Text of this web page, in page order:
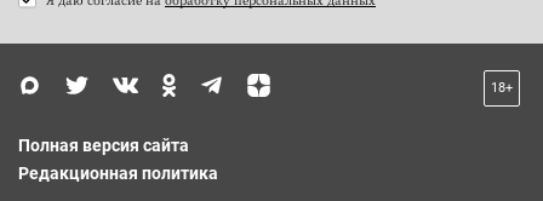
18+
Полная версия сайта
Редакционная политика